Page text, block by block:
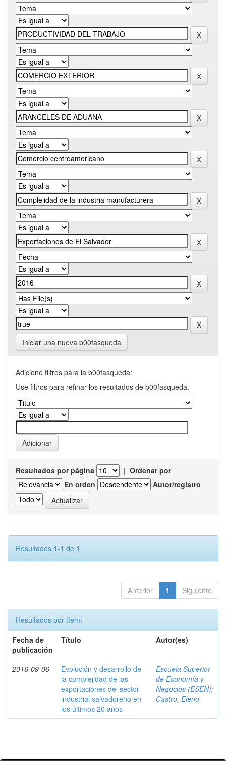
Iniciar una nueva b00fasqueda
Adicione filtros para la b00fasqueda:
Use filtros para refinar los resultados de b00fasqueda.
Resultados por página | Ordenar por
En orden
Autor/registro
Resultados 1-1 de 1.
Anterior 1 Siguiente
Resultados por ítem:
Fecha de
publicación
Título Autor(es)
2016-09-06
Evolución y desarrollo de
la complejidad de las
exportaciones del sector
industrial salvadoreño en
los últimos 20 años
Escuela Superior
de Economía y
Negocios (ESEN);
Castro, Eleno